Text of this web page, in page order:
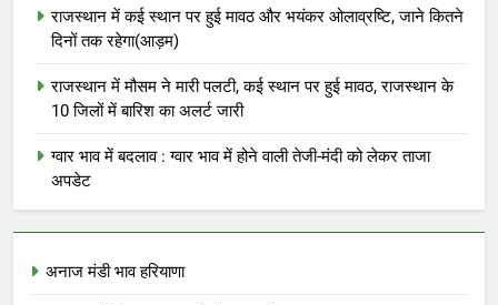
राजस्थान में कई स्थान पर हुई मावठ और भयंकर ओलाव्रष्टि, जाने कितने
दिनों तक रहेगा(आड़म)
राजस्थान में मौसम ने मारी पलटी, कई स्थान पर हुई मावठ, राजस्थान के
10 जिलों में बारिश का अलर्ट जारी
ग्वार भाव में बदलाव : ग्वार भाव में होने वाली तेजी-मंदी को लेकर ताजा
अपडेट
अनाज मंडी भाव हरियाणा